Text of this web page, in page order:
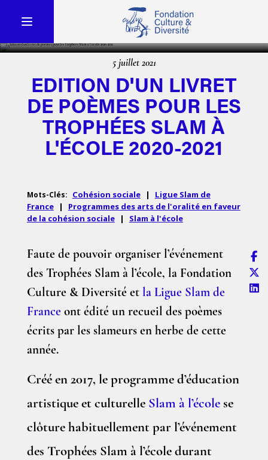
5 juillet 2021
EDITION D'UN LIVRET
DE POÈMES POUR LES
TROPHÉES SLAM À
L'ÉCOLE 2020-2021
Mots-Clés: Cohésion sociale |
Ligue Slam de
France
|
Programmes des arts de l'oralité en faveur
de la cohésion sociale
| Slam à l'école
Faute de pouvoir organiser l’événement
des Trophées Slam à l’école, la Fondation
Culture & Diversité et la Ligue Slam de
France ont édité un recueil des poèmes
écrits par les slameurs en herbe de cette
année.
Créé en 2017, le programme d’éducation
artistique et culturelle Slam à l’écolese
clôture habituellement par l’événement
des Trophées Slam à l’école durant